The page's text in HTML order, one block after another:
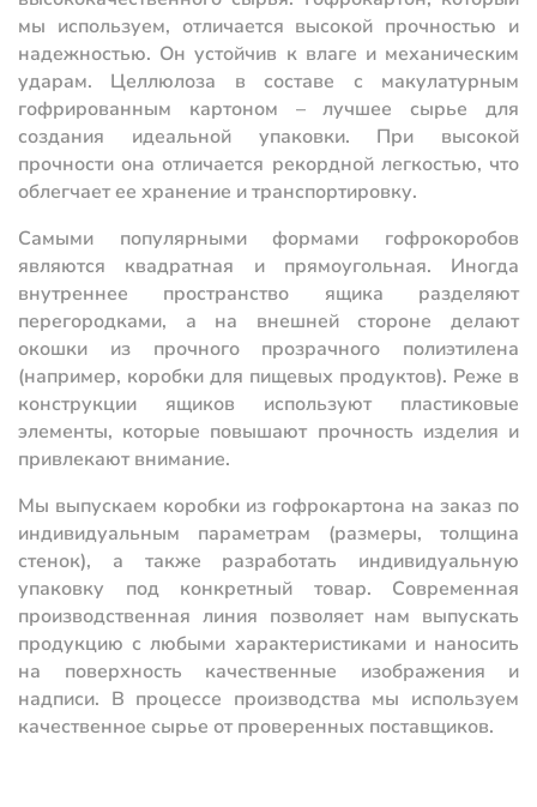
мы используем, отличается высокой прочностью и
надежностью. Он устойчив к влаге и механическим
ударам. Целлюлоза в составе с макулатурным
гофрированным картоном – лучшее сырье для
создания идеальной упаковки. При высокой
прочности она отличается рекордной легкостью, что
облегчает ее хранение и транспортировку.
Самыми популярными формами гофрокоробов
являются квадратная и прямоугольная. Иногда
внутреннее пространство ящика разделяют
перегородками, а на внешней стороне делают
окошки из прочного прозрачного полиэтилена
(например, коробки для пищевых продуктов). Реже в
конструкции ящиков используют пластиковые
элементы, которые повышают прочность изделия и
привлекают внимание.
Мы выпускаем коробки из гофрокартона на заказ по
индивидуальным параметрам (размеры, толщина
стенок), а также разработать индивидуальную
упаковку под конкретный товар. Современная
производственная линия позволяет нам выпускать
продукцию с любыми характеристиками и наносить
на поверхность качественные изображения и
надписи. В процессе производства мы используем
качественное сырье от проверенных поставщиков.